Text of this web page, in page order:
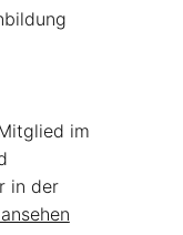
im
in der